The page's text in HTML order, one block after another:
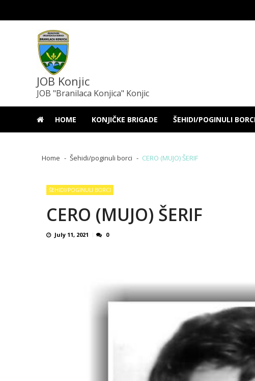
JOB Konjic
JOB "Branilaca Konjica" Konjic
HOME KONJIČKE BRIGADE ŠEHIDI/POGINULI
Home Šehidi/poginuli borci CERO (MUJO) ŠERIF
ŠEHIDI/POGINULI BORCI
CERO (MUJO) ŠERIF
July 11, 2021 0